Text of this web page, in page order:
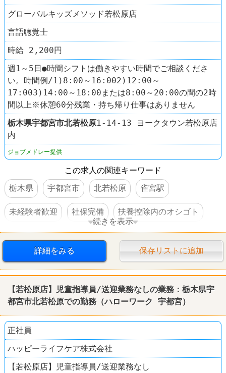
グローバルキッズメソッド若松原店
言語聴覚士
時給 2,200円
週1～5日●時間シフトは働きやすい時間でご相談くださ
い。時間例/1)8:00～16:002)12:00～
17:003)14:00～18:00または8:00～20:00の間の2時
間以上※休憩60分残業・持ち帰り仕事はありません
栃木県宇都宮市北若松原1-14-13 ヨークタウン若松原店
内
ジョブメドレー提供
この求人の関連キーワード
栃木県
宇都宮市 北若松原 雀宮駅
未経験者歓迎 社保完備 扶養控除内のオシゴト
車・バイク通勤可
続きを表示
詳細をみる 保存リストに追加
【若松原店】児童指導員/送迎業務なしの業務：栃木県宇
都宮市北若松原での勤務（ハローワーク 宇都宮）
正社員
ハッピーライフケア株式会社
【若松原店】児童指導員/送迎業務なし